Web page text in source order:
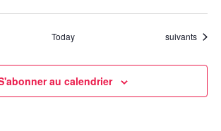
Today Évènements
suivants
au calendrier